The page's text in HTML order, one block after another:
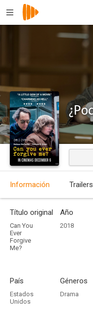
Información Trailers
Título original
Can You
Ever
Forgive
Me?
Año
2018
País
Estados
Unidos
Géneros
Drama